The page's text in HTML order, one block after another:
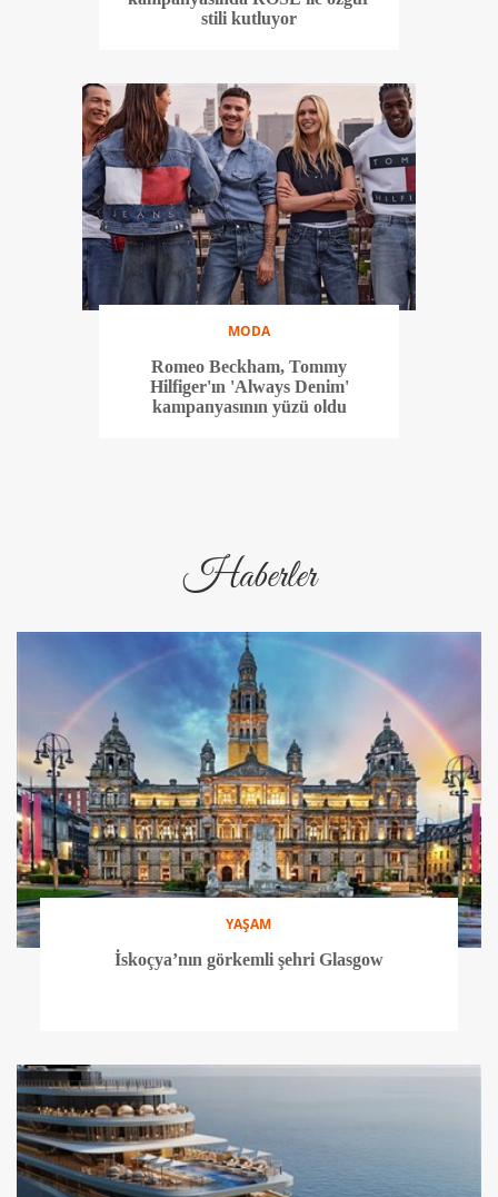
stili kutluyor
MODA
Romeo Beckham, Tommy
Hilfiger'ın 'Always Denim'
kampanyasının yüzü oldu
Haberler
YAŞAM
İskoçya’nın görkemli şehri Glasgow